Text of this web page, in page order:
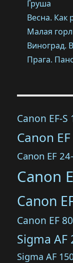
Груша
Весна. Как
Малая
Виноград.
Прага.
Canon EF-
Canon
Canon EF
Canon
Canon
Canon EF
Sigma AF
Sigma AF